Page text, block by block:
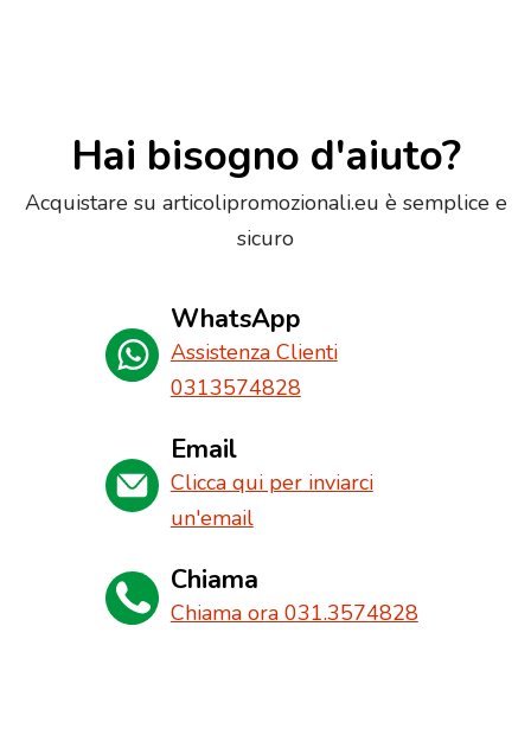
Hai bisogno d'aiuto?
Acquistare su articolipromozionali.eu è semplice e
sicuro
WhatsApp
Assistenza Clienti
0313574828
Email
Clicca qui per inviarci
un'email
Chiama
Chiama ora 031.3574828